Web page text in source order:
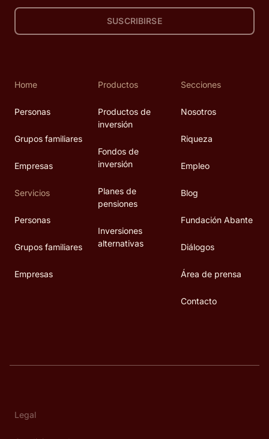
SUSCRIBIRSE
Home
Personas
Grupos familiares
Empresas
Servicios
Personas
Grupos familiares
Empresas
Productos
Productos de
inversión
Fondos de
inversión
Planes de
pensiones
Inversiones
alternativas
Secciones
Nosotros
Riqueza
Empleo
Blog
Fundación Abante
Diálogos
Área de prensa
Contacto
Legal